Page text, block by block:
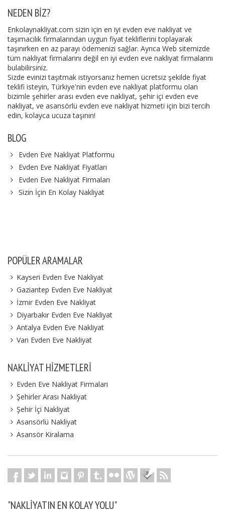
NEDEN BIZ?
Enkolaynakliyat.com sizin için en iyi evden eve nakliyat ve
taşımacılık firmalarından uygun fiyat tekliflerini toplayarak
taşınırken en az parayı ödemenizi sağlar. Ayrıca Web sitemizde
tüm nakliyat firmalarını değil en iyi evden eve nakliyat firmalarını
bulabilirsiniz.
Sizde evinizi taşıtmak istiyorsanız hemen ücretsiz şekilde fiyat
teklifi isteyin, Türkiye'nin evden eve nakliyat platformu olan
bizimle şehirler arası evden eve nakliyat, şehir içi evden eve
nakliyat, ve asansörlü evden eve nakliyat hizmeti için bizi tercih
edin, kolayca ucuza taşının!
BLOG
Evden Eve Nakliyat Platformu
Evden Eve Nakliyat Fiyatları
Evden Eve Nakliyat Firmaları
Sizin İçin En Kolay Nakliyat
POPÜLER ARAMALAR
Kayseri Evden Eve Nakliyat
Gaziantep Evden Eve Nakliyat
İzmir Evden Eve Nakliyat
Diyarbakır Evden Eve Nakliyat
Antalya Evden Eve Nakliyat
Van Evden Eve Nakliyat
NAKLIYAT HIZMETLERI
Evden Eve Nakliyat Firmaları
Şehirler Arası Nakliyat
Şehir İçi Nakliyat
Asansörlü Nakliyat
Asansör Kiralama
"NAKLIYATIN EN KOLAY YOLU"